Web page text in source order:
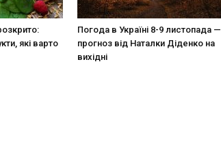
які варто
Погода в Україні 8-9 листопада —
прогноз від Наталки Діденко на
вихідні